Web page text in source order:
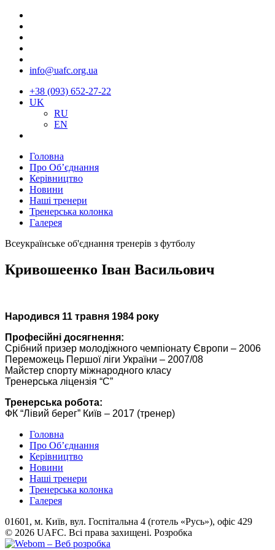
info@uafc.org.ua
+38 (093) 652-27-22
UK
RU
EN
Головна
Про Об’єднання
Керівництво
Новини
Наші тренери
Тренерська колонка
Галерея
Всеукраїнське об'єднання тренерів з футболу
Кривошеенко Іван Васильович
Народився 11 травня 1984 року
Професійні досягнення:
Срібний призер молодіжного чемпіонату Європи – 2006
Переможець Першої ліги України – 2007/08
Майстер спорту міжнародного класу
Тренерська ліцензія “С”
Тренерська робота:
ФК “Лівий берег” Київ – 2017 (тренер)
Головна
Про Об’єднання
Керівництво
Новини
Наші тренери
Тренерська колонка
Галерея
01601, м. Київ, вул. Госпітальна 4 (готель «Русь»), офіс 429
© 2026 UAFC. Всі права захищені. Розробка